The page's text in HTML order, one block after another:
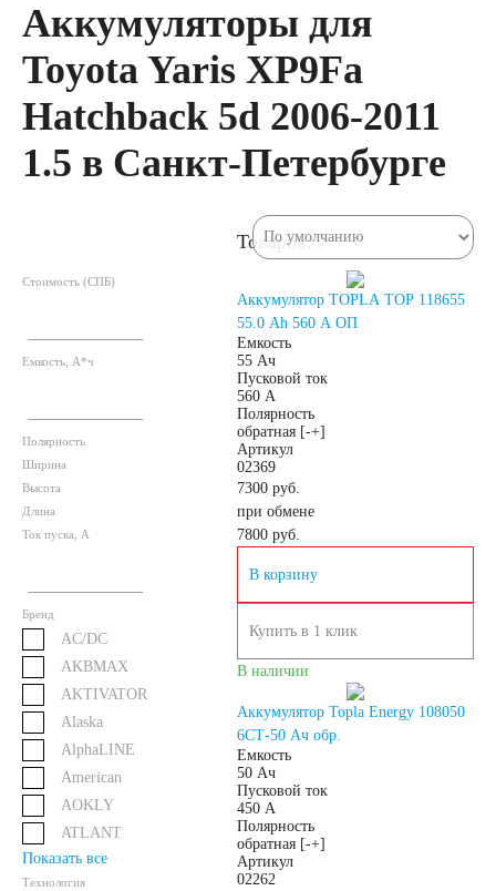
Легковые
автомобили
Емкость (A/H)
40
44
48
50 53
56
60
63
66
71
75
80
Аккумуляторы для
Toyota Yaris XP9Fa
Hatchback 5d 2006-2011
1.5 в Санкт-Петербурге
Стоимость (СПБ)
Емкость, А*ч
Полярность
Ширина
Высота
Длина
Ток пуска, А
Бренд
AC/DC
AKBMAX
AKTIVATOR
Alaska
AlphaLINE
American
AOKLY
ATLANT
Показать все
Технология
Товаров: 7
Аккумулятор TOPLA TOP 118655
55.0 Ah 560 A ОП
Емкость
55 Ач
Пусковой ток
560 А
Полярность
обратная [-+]
Артикул
02369
7300 руб.
при обмене
7800руб.
В корзину
Купить в 1 клик
В наличии
Аккумулятор Topla Energy 108050
6СТ-50 Ач обр.
Емкость
50 Ач
Пусковой ток
450 А
Полярность
обратная [-+]
Артикул
02262